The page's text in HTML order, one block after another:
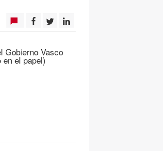
Gobierno Vasco
el papel)